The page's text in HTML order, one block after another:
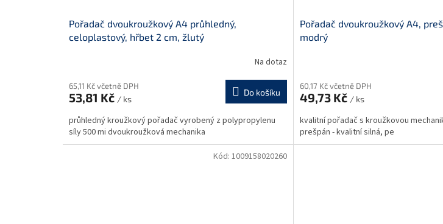
Pořadač dvoukroužkový A4 průhledný,
celoplastový, hřbet 2 cm, žlutý
Na dotaz
65,11 Kč včetně DPH
53,81 Kč / ks
Do košíku
průhledný kroužkový pořadač vyrobený z polypropylenu
síly 500 mi dvoukroužková mechanika
Pořadač dvoukroužkový A4,
modrý
60,17 Kč včetně DPH
49,73 Kč / ks
kvalitní pořadač s kroužkovou
prešpán - kvalitní silná, pe
Kód:1009158020260